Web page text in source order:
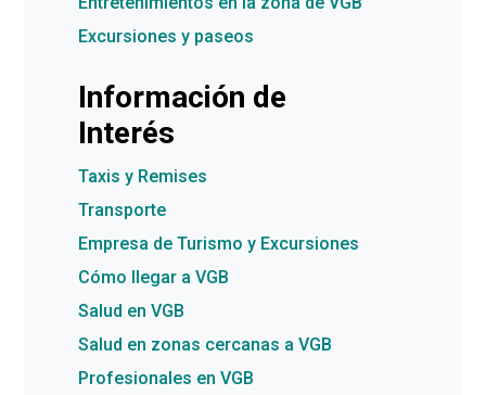
Excursiones y paseos
Información de
Interés
Taxis y Remises
Transporte
Empresa de Turismo y Excursiones
Cómo llegar a VGB
Salud en VGB
Salud en zonas cercanas a VGB
Profesionales en VGB